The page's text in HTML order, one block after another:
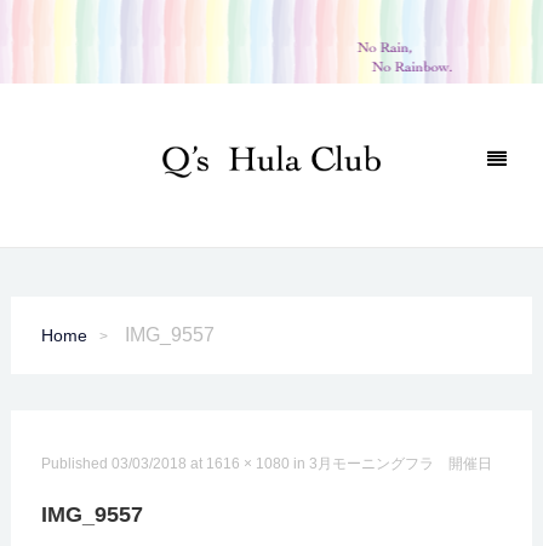
Home IMG_9557
Published 03/03/2018 at 1616 × 1080 in 3月モーニングフラ 開催日
IMG_9557